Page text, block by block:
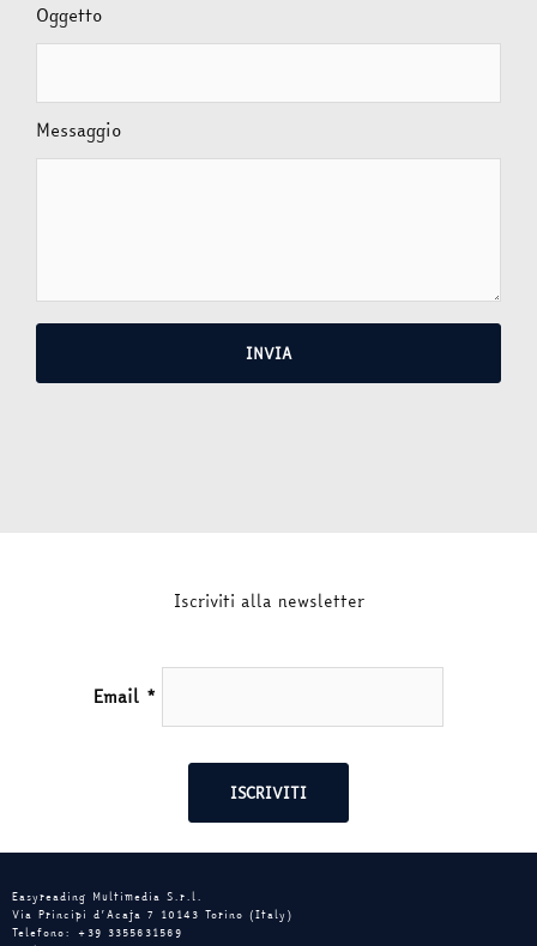
Oggetto
Messaggio
Iscriviti alla newsletter
Email *
Easyreading Multimedia S.r.l.
Via Principi d’Acaja 7 10143 Torino (Italy)
Telefono: +39 3355631569